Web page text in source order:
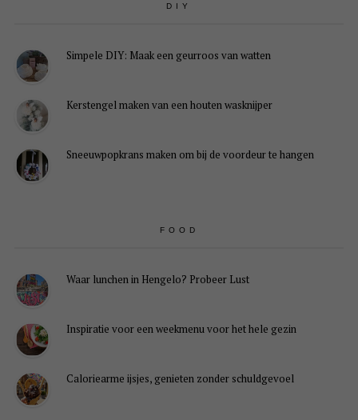
DIY
Simpele DIY: Maak een geurroos van watten
Kerstengel maken van een houten wasknijper
Sneeuwpopkrans maken om bij de voordeur te hangen
FOOD
Waar lunchen in Hengelo? Probeer Lust
Inspiratie voor een weekmenu voor het hele gezin
Caloriearme ijsjes, genieten zonder schuldgevoel